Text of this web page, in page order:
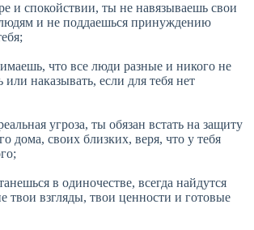
и спокойствии, ты не навязываешь свои
и не поддаешься принуждению
что все люди разные и никого не
или наказывать, если для тебя нет
угроза, ты обязан встать на защиту
дома, своих близких, веря, что у тебя
в одиночестве, всегда найдутся
твои взгляды, твои ценности и готовые